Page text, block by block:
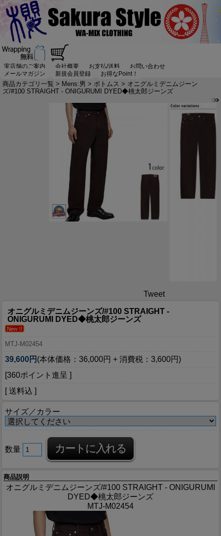
実店舗のご案内 会社概要 お支払/送料
お問い合わせ
メールマガジン
新規会員登録 お得なPoint！
商品カテゴリ一覧 > Mens:男 > ボトムス > オニグルミデニムジーン
ズ/#100 STRAIGHT - ONIGURUMI DYED◆桃太郎ジーンズ
Tweet
オニグルミデニムジーンズ/#100 STRAIGHT -
ONIGURUMI DYED◆桃太郎ジーンズ
MTJ-M02454
39,600円 (本体価格：36,000円 + 消費税：3,600円)
[360ポイント進呈 ]
[ 送料込 ]
サイズ／カラー
数量
商品説明
オニグルミデニムジーンズ/#100 STRAIGHT - ONIGURUMI
DYED◆桃太郎ジーンズ
MTJ-M02454